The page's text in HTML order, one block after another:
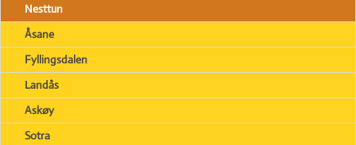
Nesttun
Åsane
Fyllingsdalen
Landås
Askøy
Sotra